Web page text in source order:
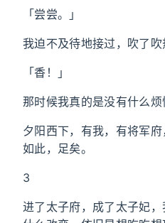
「尝尝。」
我迫不及待地接过，吹了吹
「香！」
那时候我真的是没有什么烦
夕阳西下，有我，有将军
如此，足矣。
3
进了太子府，成了太子妃